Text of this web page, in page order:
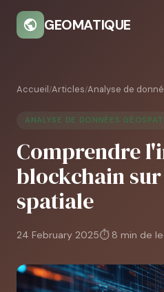
GEOMATIQUE
Accueil/Articles/Analyse de
ANALYSE DE DONNÉES
Comprendre
blockchain
spatiale
24 February 2025⏱ 8 min de